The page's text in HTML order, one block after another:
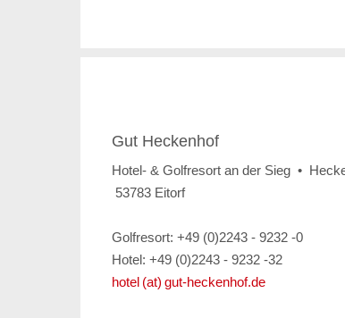
Gut Heckenhof
Hotel- & Golfresort an der Sieg •
53783 Eitorf
Golfresort: +49 (0)2243 - 9232 -0
Hotel: +49 (0)2243 - 9232 -32
hotel (at) gut-heckenhof.de